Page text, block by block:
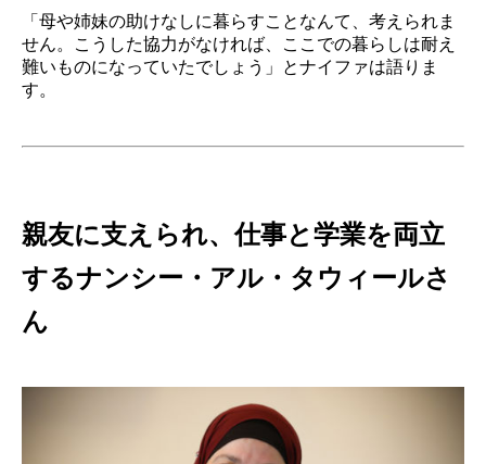
「母や姉妹の助けなしに暮らすことなんて、考えられま
せん。こうした協力がなければ、ここでの暮らしは耐え
難いものになっていたでしょう」とナイファは語りま
す。
親友に支えられ、仕事と学業を両立
するナンシー・アル・タウィールさ
ん